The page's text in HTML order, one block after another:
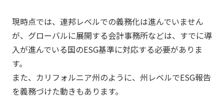
現時点では、連邦レベルでの義務化は進んでいません
が、グローバルに展開する会計事務所などは、すでに導
入が進んでいる国のESG基準に対応する必要がありま
す。
また、カリフォルニア州のように、州レベルでESG報告
を義務づけた動きもあります。